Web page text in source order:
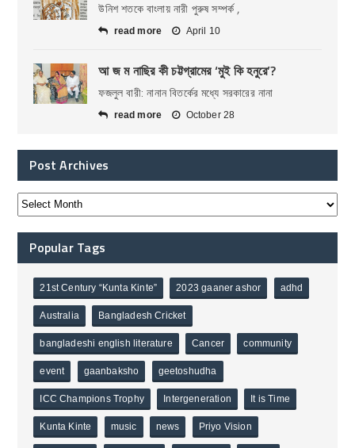
উনিশ শতকে বাংলায় নারী পুরুষ সম্পর্ক ,
read more April 10
আ জ ম নাছির কী চট্টগ্রামের ‘মুই কি হনুরে’?
ফজলুল বারী: নানান বিতর্কের মধ্যে সরকারের নানা
read more October 28
Post Archives
Popular Tags
21st Century “Kunta Kinte” 2023 gaaner ashor adhd
Australia Bangladesh Cricket
bangladeshi english literature Cancer community
event gaanbaksho geetoshudha
ICC Champions Trophy Intergeneration It is Time
Kunta Kinte music news Priyo Vision